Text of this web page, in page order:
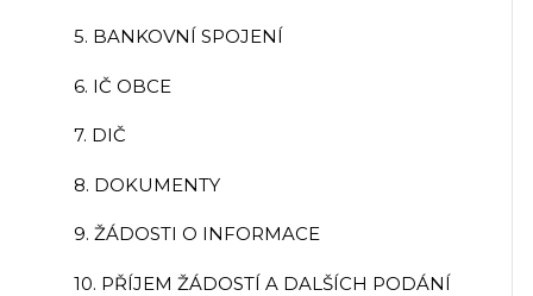
5. BANKOVNÍ SPOJENÍ
6. IČ OBCE
7. DIČ
8. DOKUMENTY
9. ŽÁDOSTI O INFORMACE
10. PŘÍJEM ŽÁDOSTÍ A DALŠÍCH PODÁNÍ